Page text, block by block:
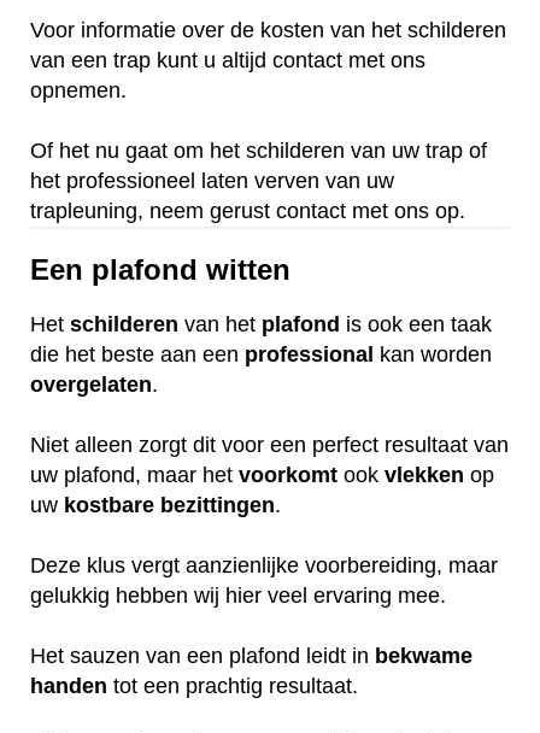
Voor informatie over de kosten van het schilderen
van een trap kunt u altijd contact met ons
opnemen.
Of het nu gaat om het schilderen van uw trap of
het professioneel laten verven van uw
trapleuning, neem gerust contact met ons op.
Een plafond witten
Het schilderen van het plafond is ook een taak
die het beste aan een professional kan worden
overgelaten.
Niet alleen zorgt dit voor een perfect resultaat van
uw plafond, maar het voorkomt ook vlekken op
uw kostbare bezittingen.
Deze klus vergt aanzienlijke voorbereiding, maar
gelukkig hebben wij hier veel ervaring mee.
Het sauzen van een plafond leidt in bekwame
handen tot een prachtig resultaat.